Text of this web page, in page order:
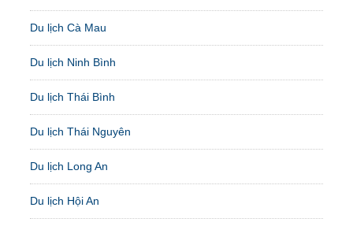
Du lịch Cà Mau
Du lịch Ninh Bình
Du lịch Thái Bình
Du lịch Thái Nguyên
Du lịch Long An
Du lịch Hội An